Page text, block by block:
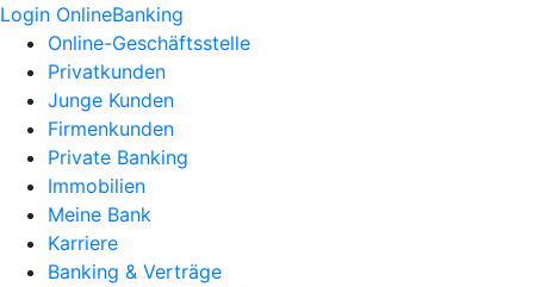
Login OnlineBanking
Online-Geschäftsstelle
Privatkunden
Junge Kunden
Firmenkunden
Private Banking
Immobilien
Meine Bank
Karriere
Banking & Verträge